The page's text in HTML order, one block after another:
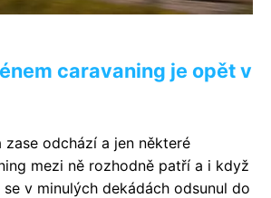
caravaning je opět v
zase odchází a jen některé
mezi ně rozhodně patří a i když
v minulých dekádách odsunul do